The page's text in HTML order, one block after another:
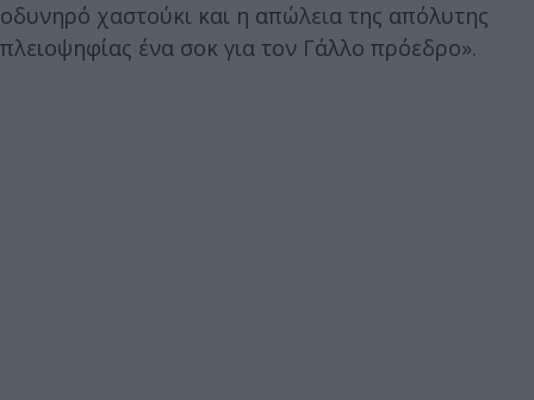
οδυνηρό χαστούκι και η απώλεια της απόλυτης
πλειοψηφίας ένα σοκ για τον Γάλλο πρόεδρο».